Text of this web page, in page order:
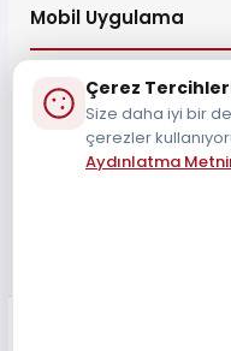
Mobil Uygulama
Çerez
Size daha iyi bir
çerezler
Aydınlatma